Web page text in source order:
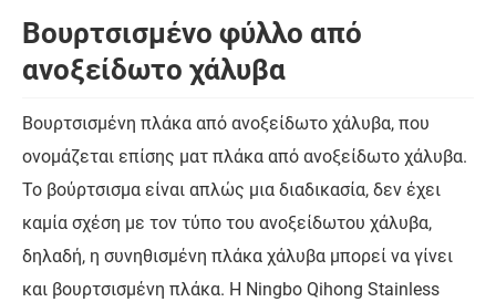
Βουρτσισμένο φύλλο από
ανοξείδωτο χάλυβα
Βουρτσισμένη πλάκα από ανοξείδωτο χάλυβα, που
ονομάζεται επίσης ματ πλάκα από ανοξείδωτο χάλυβα.
Το βούρτσισμα είναι απλώς μια διαδικασία, δεν έχει
καμία σχέση με τον τύπο του ανοξείδωτου χάλυβα,
δηλαδή, η συνηθισμένη πλάκα χάλυβα μπορεί να γίνει
και βουρτσισμένη πλάκα. Η Ningbo Qihong Stainless